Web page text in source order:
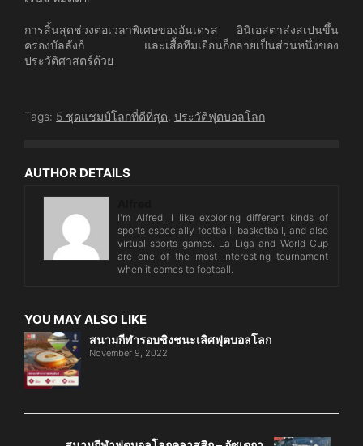
การสิ้นสุดช่วงต่อเวลาพิเศษของอันเดรส อินิเอสตาส่งสเปนขึ้น
ครองบัลลังก์ และเสื้อทีมเยือนก็กลายเป็นส่วนหนึ่งของ
ประวัติศาสตร์ด้วย
Tags: 5 ชุดแชมป์โลกที่ดีที่สุด, ประวัติฟุตบอลโลก
AUTHOR DETAILS
I'm Alfred. I like exploring different kinds of
sports especially football, basketball, and also
virtual sports games. La Liga and World Cup
are one of the most interesting tournament
when it comes to football.
YOU MAY ALSO LIKE
สนามกีฬารอบชิงชนะเลิศฟุตบอลโลก
November 9, 2022